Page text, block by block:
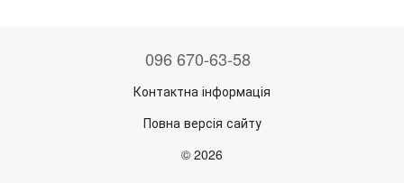
096 670-63-58
Контактна інформація
Повна версія сайту
© 2026